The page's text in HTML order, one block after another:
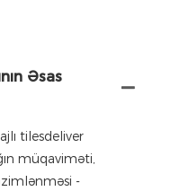
Əsas
tilesdeliver
müqaviməti,
-